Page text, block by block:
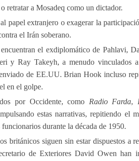
retratar a Mosadeq como un dictador.
papel extranjero o exagerar la
el Irán soberano.
el exdiplomático de Pahlavi,
y Ray Takeyh, a menudo vinculados
de EE.UU. Brian Hook incluso
en el golpe.
por Occidente, como Radio Farda,
estas narrativas, repitiendo el
durante la década de 1950.
británicos siguen sin estar dispuestos a
de Exteriores David Owen han